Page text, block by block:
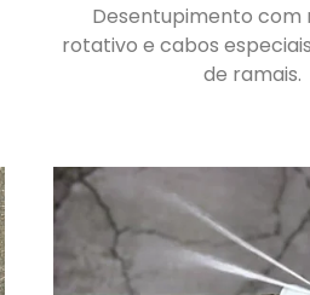
Desentupimento com
rotativo e cabos
de ramais.